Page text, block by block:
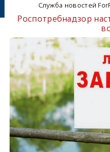
Служба новостей
Роспотребнадзор